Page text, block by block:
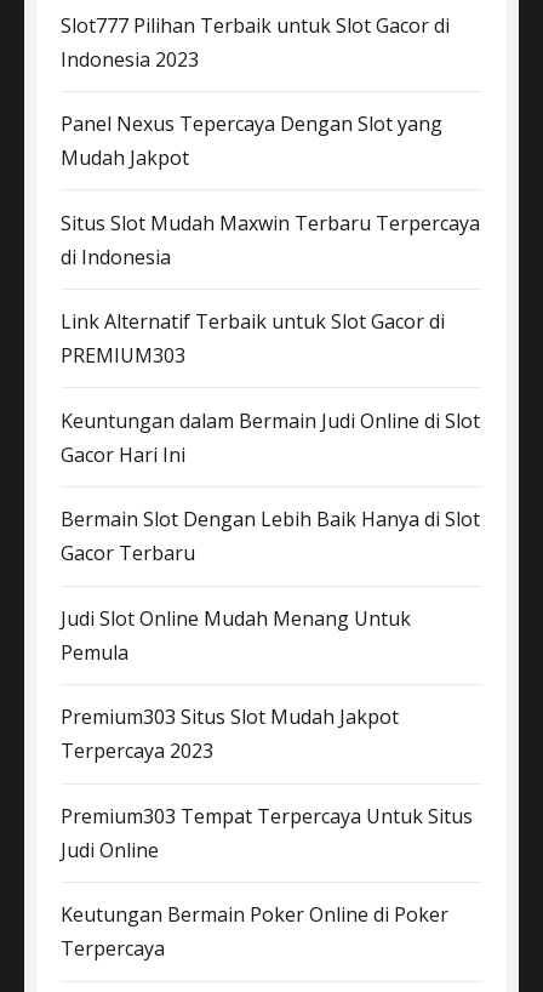
Slot777 Pilihan Terbaik untuk Slot Gacor di
Indonesia 2023
Panel Nexus Tepercaya Dengan Slot yang
Mudah Jakpot
Situs Slot Mudah Maxwin Terbaru Terpercaya
di Indonesia
Link Alternatif Terbaik untuk Slot Gacor di
PREMIUM303
Keuntungan dalam Bermain Judi Online di Slot
Gacor Hari Ini
Bermain Slot Dengan Lebih Baik Hanya di Slot
Gacor Terbaru
Judi Slot Online Mudah Menang Untuk
Pemula
Premium303 Situs Slot Mudah Jakpot
Terpercaya 2023
Premium303 Tempat Terpercaya Untuk Situs
Judi Online
Keutungan Bermain Poker Online di Poker
Terpercaya